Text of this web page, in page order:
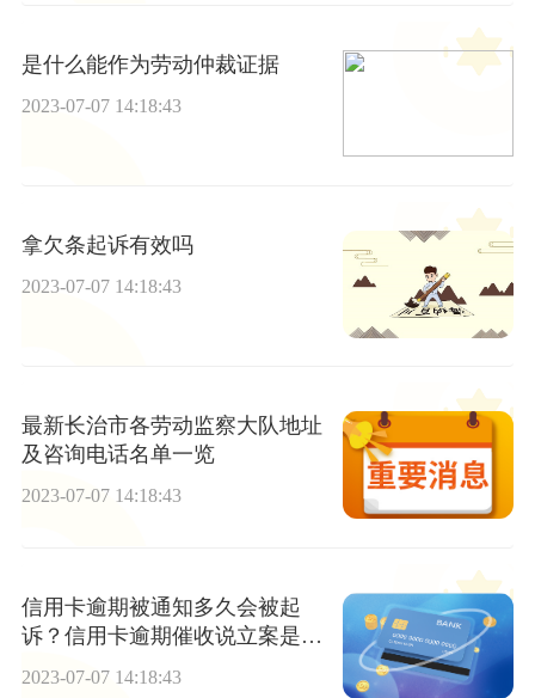
是什么能作为劳动仲裁证据
2023-07-07 14:18:43
拿欠条起诉有效吗
2023-07-07 14:18:43
最新长治市各劳动监察大队地址
及咨询电话名单一览
2023-07-07 14:18:43
信用卡逾期被通知多久会被起
诉？信用卡逾期催收说立案是真
2023-07-07 14:18:43